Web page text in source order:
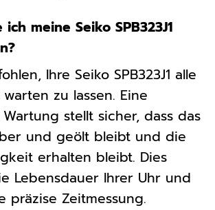
meine Seiko SPB323J1
Ihre Seiko SPB323J1 alle
zu lassen. Eine
stellt sicher, dass das
und geölt bleibt und die
erhalten bleibt. Dies
Lebensdauer Ihrer Uhr und
präzise Zeitmessung.